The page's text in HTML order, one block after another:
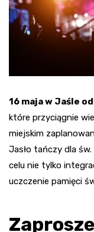
16 maja w Jaśle
które przyciągnie
miejskim
Jasło tańczy dla św.
celu nie tylko
uczczenie pamięci